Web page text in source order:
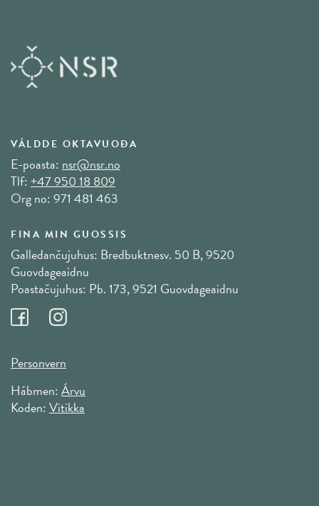
VÁLDDE OKTAVUOĐA
E-poasta:nsr@nsr.no
Tlf:+47 950 18 809
Org no: 971 481 463
FINA MIN GUOSSIS
Galledančujuhus: Bredbuktnesv. 50 B, 9520
Guovdageaidnu
Poastačujuhus: Pb. 173, 9521 Guovdageaidnu
Personvern
Hábmen:Árvu
Koden:Vitikka